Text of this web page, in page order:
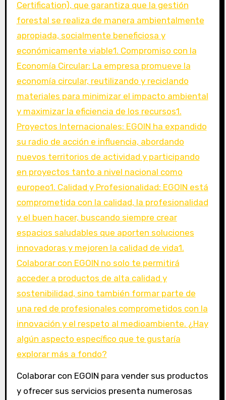
Colaborar con EGOIN para vender sus productos
y ofrecer sus servicios presenta numerosas